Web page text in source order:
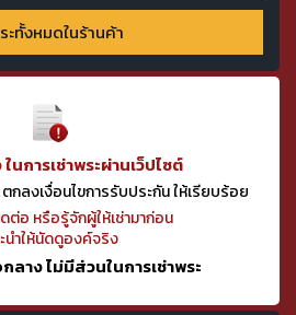
ะทั้งหมดในร้านค้า
นการเช่าพระผ่านเว็ปไซต์
ลงเงื่อนไขการรับประกัน ให้เรียบร้อย
ต่อ หรือรู้จักผู้ให้เช่ามาก่อน
นำให้นัดดูองค์จริง
ลาง ไม่มีส่วนในการเช่าพระ